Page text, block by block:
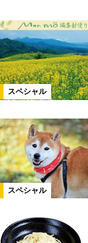
猪苗代町
会津美里町
南相馬市
県北エリア
県南エリア
スペシャル
スペシャル